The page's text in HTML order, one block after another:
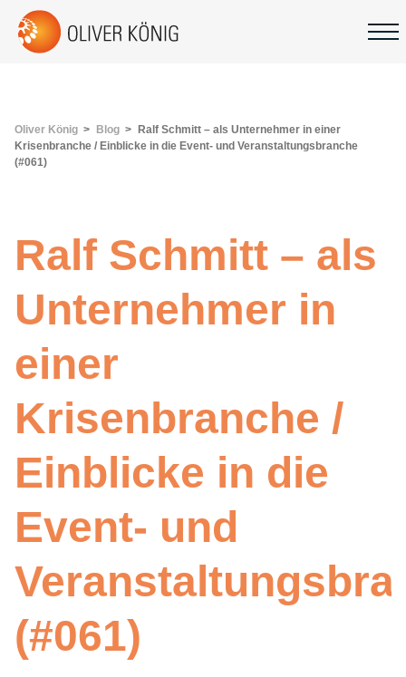
Oliver König Blog
Ralf Schmitt – als Unternehmer in einer
Krisenbranche / Einblicke in die Event- und Veranstaltungsbranche
(#061)
Ralf Schmitt – als
Unternehmer in
einer
Krisenbranche /
Einblicke in die
Event- und
(#061)